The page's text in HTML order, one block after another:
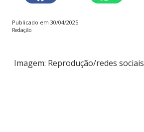
Publicado em 30/04/2025
Redação
Imagem: Reprodução/redes sociais